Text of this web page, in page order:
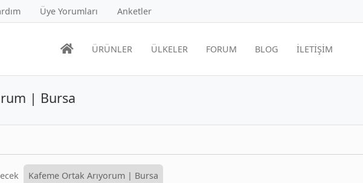
Üye Yorumları Anketler
ÜRÜNLER ÜLKELER FORUM BLOG İLETİŞİM
| Bursa
Kafeme Ortak Arıyorum | Bursa